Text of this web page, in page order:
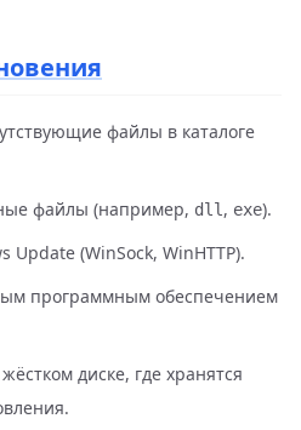
файлы в каталоге
файлы (например, dll , exe).
(WinSock, WinHTTP).
программным обеспечением
диске, где хранятся